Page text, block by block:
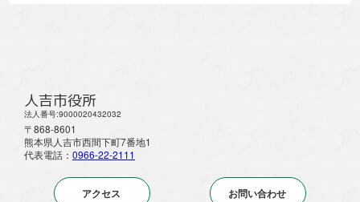
人吉市役所
法人番号:9000020432032
〒868-8601
熊本県人吉市西間下町7番地1
代表電話： 0966-22-2111
アクセス お問い合わせ